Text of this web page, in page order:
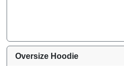
Oversize Hoodie